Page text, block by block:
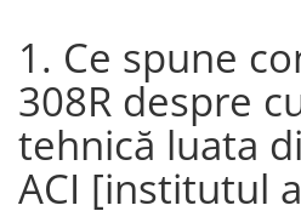
1. Ce spune
308R despre
tehnică luata
ACI [institutul